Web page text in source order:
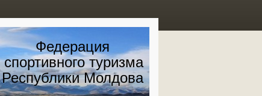
Федерация
спортивного туризма
Республики Молдова